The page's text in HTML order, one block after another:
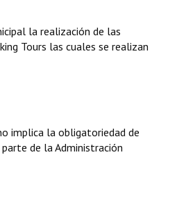
la realización de las
Tours las cuales se realizan
implica la obligatoriedad de
de la Administración